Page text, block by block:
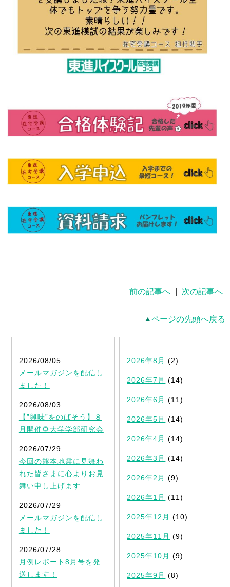
前の記事へ 次の記事へ
ページの先頭へ戻る
2026/08/05
メールマガジンを配信し
ました！
2026/08/03
【”興味”をのばそう】８
月開催🌻大学学部研究会
2026/07/29
今回の熊本地震に見舞わ
れた皆さまに心よりお見
舞い申し上げます
2026/07/29
メールマガジンを配信し
ました！
2026/07/28
月例レポート8月号を発
送します！
2026年8月 (2)
2026年7月 (14)
2026年6月 (11)
2026年5月 (14)
2026年4月 (14)
2026年3月 (14)
2026年2月 (9)
2026年1月 (11)
2025年12月 (10)
2025年11月 (9)
2025年10月 (9)
2025年9月 (8)